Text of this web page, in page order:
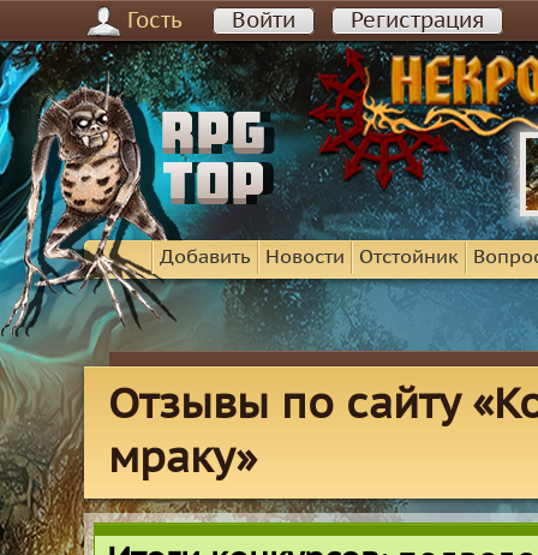
Гость Войти Регистрация
Добавить Новости Отстойник
Отзывы по сайту
мраку»